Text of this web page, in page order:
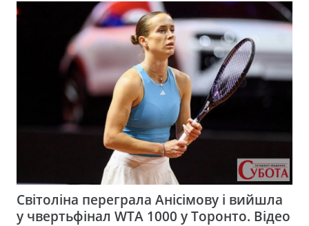
Світоліна переграла Анісімову і вийшла
у чвертьфінал WTA 1000 у Торонто. Відео